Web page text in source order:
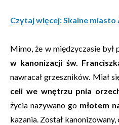
Czytaj więcej: Skalne miasto
Mimo, że w międzyczasie był
w kanonizacji św.
nawracał grzeszników. Miał
celi we wnętrzu pnia
życia nazywano go młotem
kazania. Został kanonizowany,